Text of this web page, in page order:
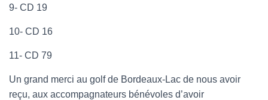
9- CD 19
10- CD 16
11- CD 79
Un grand merci au golf de Bordeaux-Lac de nous avoir
reçu, aux accompagnateurs bénévoles d’avoir